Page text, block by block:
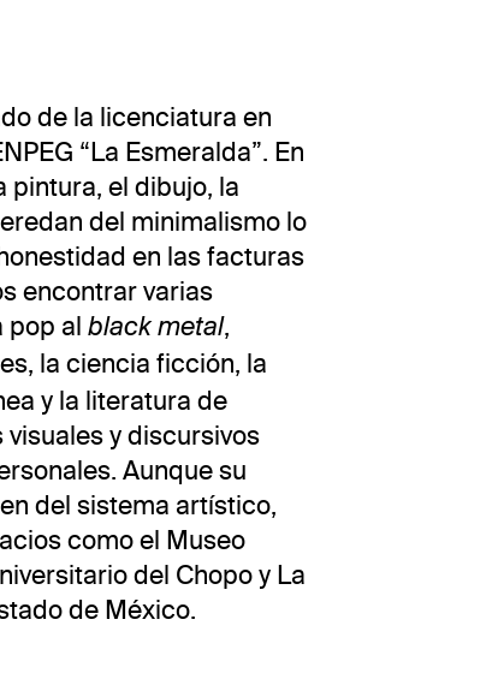
de la licenciatura en
“La Esmeralda”. En
pintura, el dibujo, la
del minimalismo lo
en las facturas
encontrar varias
pop al black metal,
la ciencia ficción, la
y la literatura de
y discursivos
Aunque su
del sistema artístico,
como el Museo
del Chopo y La
de México.